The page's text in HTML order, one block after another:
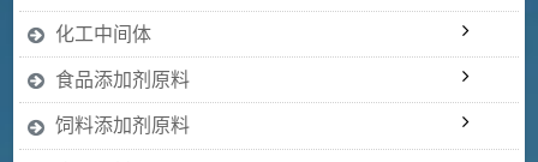
化工中间体
食品添加剂原料
饲料添加剂原料